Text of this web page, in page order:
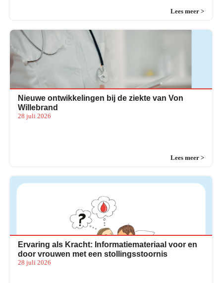
Lees meer >
Nieuwe ontwikkelingen bij de ziekte van Von
Willebrand
28 juli 2026
Lees meer >
Ervaring als Kracht: Informatiemateriaal voor en
door vrouwen met een stollingsstoornis
28 juli 2026